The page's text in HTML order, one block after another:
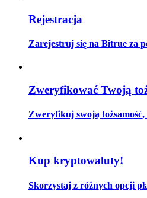
Informacja
Przewodnik
Rejestracja
Zarejestruj się na Bitrue za
Zweryfikować Twoją
Zweryfikuj swoją tożsamość,
Kup kryptowaluty!
Skorzystaj z różnych opcji